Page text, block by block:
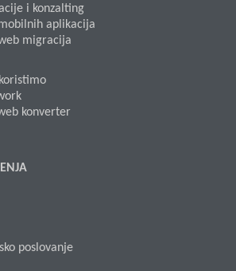
i konzalting
aplikacija
migracija
konverter
poslovanje